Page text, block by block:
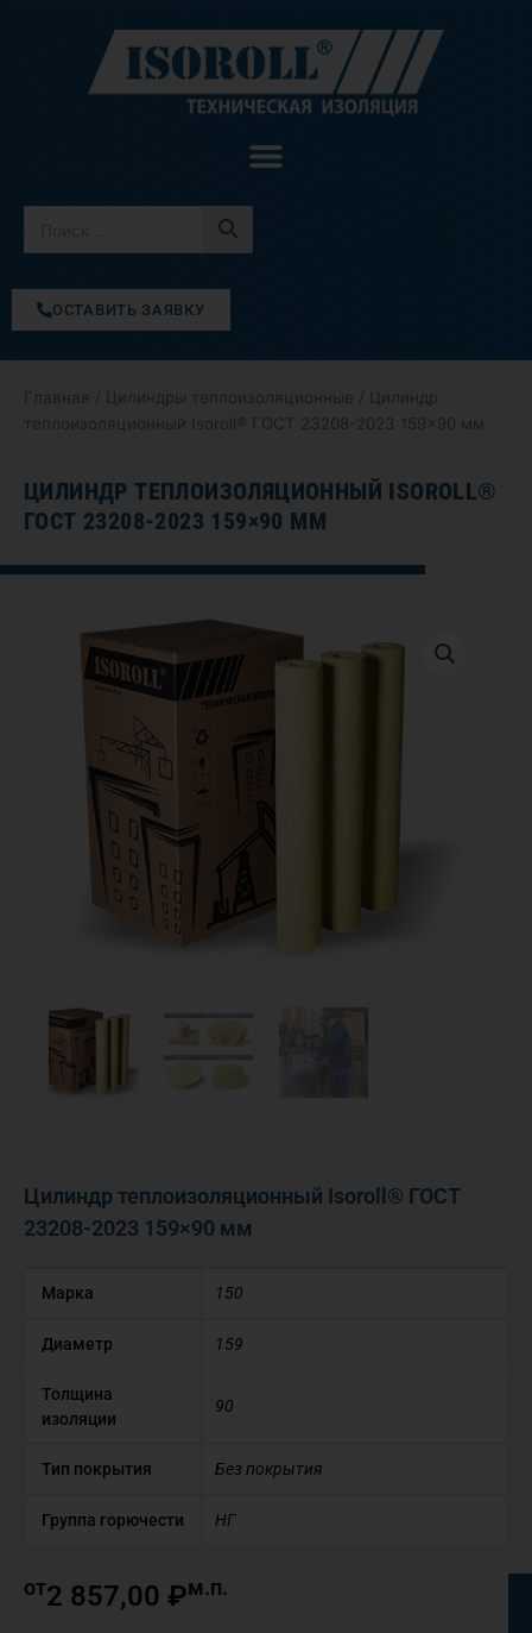
содержимому
ОСТАВИТЬ ЗАЯВКУ
Главная Цилиндры теплоизоляционные / Цилиндр
теплоизоляционный Isoroll® ГОСТ 23208-2023 159×90 мм
ЦИЛИНДР ТЕПЛОИЗОЛЯЦИОННЫЙ ISOROLL®
ГОСТ 23208-2023 159×90 ММ
Цилиндр теплоизоляционный Isoroll® ГОСТ
23208-2023 159×90 мм
Марка 150
Диаметр 159
Толщина
изоляции
90
Тип покрытия Без покрытия
Группа горючести НГ
от2 857,00 ₽м.п.